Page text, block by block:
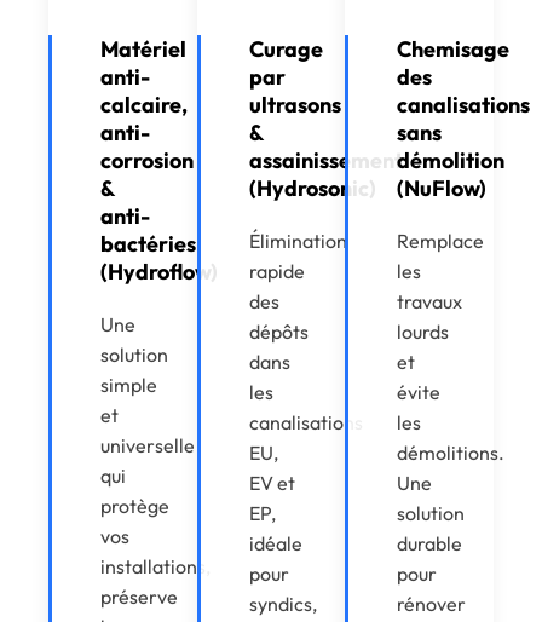
Matériel
anti-
calcaire,
anti-
corrosion
&
anti-
bactéries
(Hydroflow)
Une
solution
simple
et
universelle
qui
protège
vos
installations,
préserve
Curage
par
ultrasons
&
assainissement
(Hydrosonic)
Élimination
rapide
des
dépôts
dans
les
canalisations
EU,
EV et
EP,
idéale
pour
syndics,
Chemisage
des
canalisations
sans
démolition
(NuFlow)
Remplace
les
travaux
lourds
et
évite
les
démolitions.
Une
solution
durable
pour
rénover